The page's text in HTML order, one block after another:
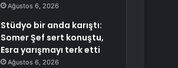
Ağustos 6, 2026
Stüdyo bir anda karıştı:
Somer Şef sert konuştu,
Esra yarışmayı terk etti
Ağustos 6, 2026